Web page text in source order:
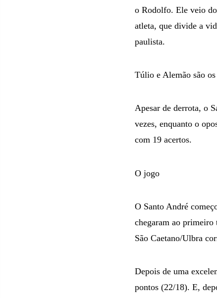
o Rodolfo. Ele veio
atleta, que divide a
paulista.
Túlio e Alemão são
Apesar de derrota, o
vezes, enquanto o
com 19 acertos.
O jogo
O Santo André
chegaram ao
São Caetano/Ulbra
Depois de uma
pontos (22/18). E,